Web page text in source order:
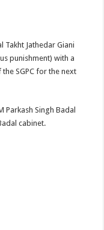
Takht Jathedar Giani
punishment) with a
SGPC for the next
Singh Badal
cabinet.